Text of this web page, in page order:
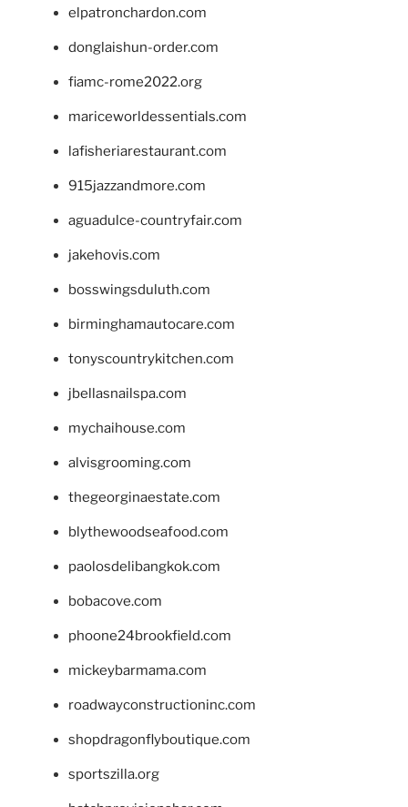
elpatronchardon.com
donglaishun-order.com
fiamc-rome2022.org
mariceworldessentials.com
lafisheriarestaurant.com
915jazzandmore.com
aguadulce-countryfair.com
jakehovis.com
bosswingsduluth.com
birminghamautocare.com
tonyscountrykitchen.com
jbellasnailspa.com
mychaihouse.com
alvisgrooming.com
thegeorginaestate.com
blythewoodseafood.com
paolosdelibangkok.com
bobacove.com
phoone24brookfield.com
mickeybarmama.com
roadwayconstructioninc.com
shopdragonflyboutique.com
sportszilla.org